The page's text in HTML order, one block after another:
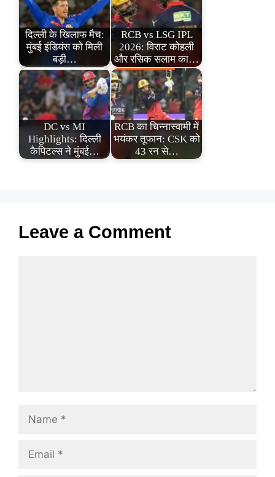
दिल्ली के खिलाफ मैच:
मुंबई इंडियंस को मिली
बड़ी…
RCB vs LSG IPL
2026: विराट कोहली
और रसिक सलाम का…
DC vs MI
Highlights: दिल्ली
कैपिटल्स ने मुंबई…
RCB का चिन्नास्वामी में
भयंकर तूफान: CSK को
43 रन से…
Leave a Comment
Name
Email